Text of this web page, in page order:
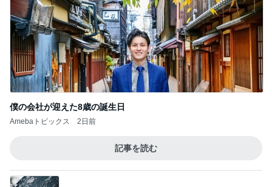
僕の会社が迎えた8歳の誕生日
Amebaトピックス 2日前
記事を読む